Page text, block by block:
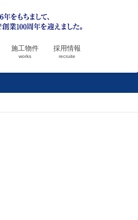
施工物件
works
採用情報
recruite